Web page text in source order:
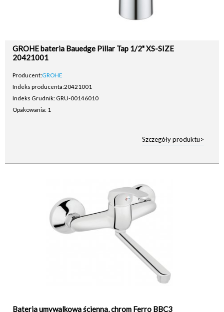
GROHE bateria Bauedge Pillar Tap 1/2" XS-SIZE
20421001
Producent:GROHE
Indeks producenta:20421001
Indeks Grudnik: GRU-00146010
Opakowania: 1
Szczegóły produktu>
Bateria umywalkowa ścienna, chrom Ferro BBC3